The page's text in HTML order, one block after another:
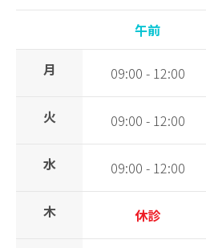
午前
月 09:00 - 12:00
火 09:00 - 12:00
水 09:00 - 12:00
木 休診